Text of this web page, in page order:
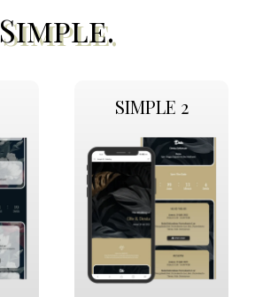
Simple.
SIMPLE 2